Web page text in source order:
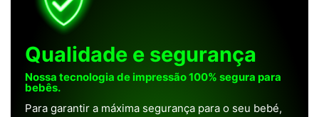
Qualidade e segurança
Nossa tecnologia de impressão 100% segura para
bebês.
Para garantir a máxima segurança para o seu bebé,